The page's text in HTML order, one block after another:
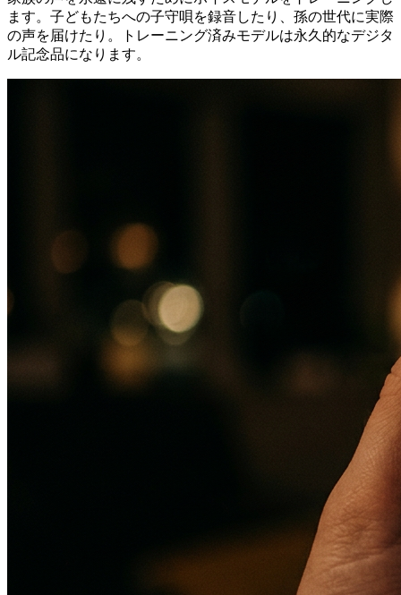
ます。子どもたちへの子守唄を録音したり、孫の世代に実際
の声を届けたり。トレーニング済みモデルは永久的なデジタ
ル記念品になります。